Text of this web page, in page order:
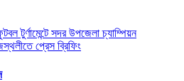
টুর্ণামেন্টে সদর উপজেলা চ্যাম্পিয়ন
প্রেস ব্রিফিং